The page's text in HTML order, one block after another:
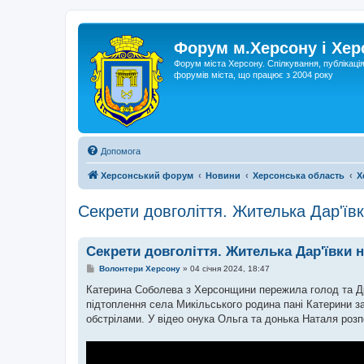
Форум м.Херсону і
Форум міста Херсону. Спілкування,
форумів міста, що працює з 2004 року
Допомога
Херсонський форум Новини Херсонська область
Секрети довголіття. Жителька
Секрети довголіття. Жителька Дар'ївки
П
в
д
о
Волонтери Херсону» 04 січня 2024, 18:47
Катерина Соболева з Херсонщини пережила голод та
підтоплення села Микільського родина пані Катерини
обстрілами. У відео онука Ольга та донька Наталя